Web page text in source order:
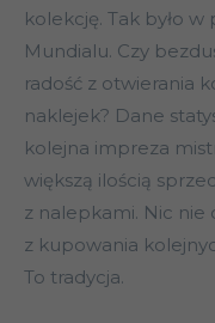
kolekcję. Tak było
Mundialu. Czy
radość z otwierania
naklejek? Dane
kolejna impreza
większą ilością
z nalepkami. Nic
z kupowania
To tradycja.